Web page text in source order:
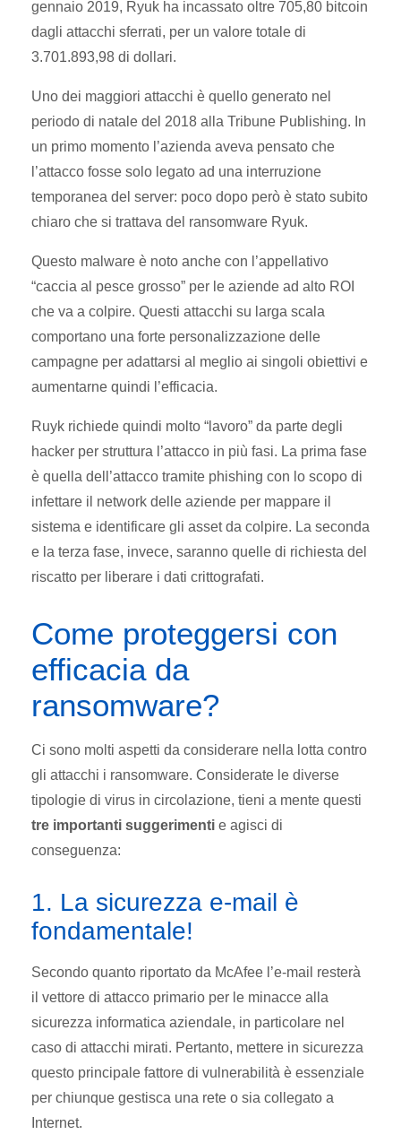
gennaio 2019, Ryuk ha incassato oltre 705,80 bitcoin
dagli attacchi sferrati, per un valore totale di
3.701.893,98 di dollari.
Uno dei maggiori attacchi è quello generato nel
periodo di natale del 2018 alla Tribune Publishing. In
un primo momento l’azienda aveva pensato che
l’attacco fosse solo legato ad una interruzione
temporanea del server: poco dopo però è stato subito
chiaro che si trattava del ransomware Ryuk.
Questo malware è noto anche con l’appellativo
“caccia al pesce grosso” per le aziende ad alto ROI
che va a colpire. Questi attacchi su larga scala
comportano una forte personalizzazione delle
campagne per adattarsi al meglio ai singoli obiettivi e
aumentarne quindi l’efficacia.
Ruyk richiede quindi molto “lavoro” da parte degli
hacker per struttura l’attacco in più fasi. La prima fase
è quella dell’attacco tramite phishing con lo scopo di
infettare il network delle aziende per mappare il
sistema e identificare gli asset da colpire. La seconda
e la terza fase, invece, saranno quelle di richiesta del
riscatto per liberare i dati crittografati.
Come proteggersi con
efficacia da
ransomware?
Ci sono molti aspetti da considerare nella lotta contro
gli attacchi i ransomware. Considerate le diverse
tipologie di virus in circolazione, tieni a mente questi
tre importanti suggerimenti e agisci di
conseguenza:
1. La sicurezza e-mail è
fondamentale!
Secondo quanto riportato da McAfee l’e-mail resterà
il vettore di attacco primario per le minacce alla
sicurezza informatica aziendale, in particolare nel
caso di attacchi mirati. Pertanto, mettere in sicurezza
questo principale fattore di vulnerabilità è essenziale
per chiunque gestisca una rete o sia collegato a
Internet.